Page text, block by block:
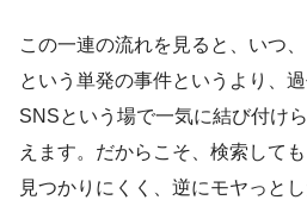
この一連の流れを見ると、いつ
という単発の事件というより、
SNSという場で一気に結び付け
えます。だからこそ、検索して
見つかりにくく、逆にモヤっと